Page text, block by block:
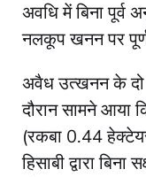
अवधि में बिना पूर्व
नलकूप खनन पर
अवैध उत्खनन के
दौरान सामने आया
(रकबा 0.44
हिसाबी द्वारा